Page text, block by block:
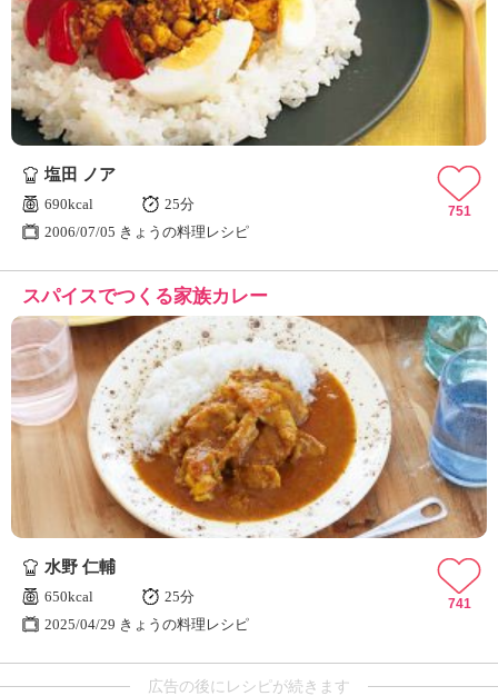
塩田 ノア
690kcal
25分
2006/07/05 きょうの料理レシピ
751
スパイスでつくる家族カレー
水野 仁輔
650kcal
25分
2025/04/29 きょうの料理レシピ
741
広告の後にレシピが続きます